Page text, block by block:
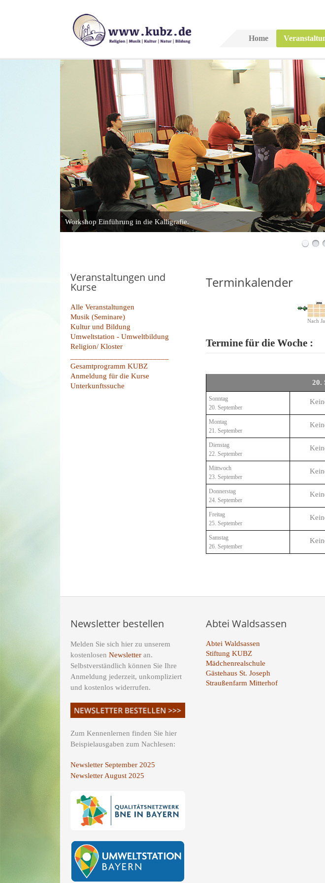
Home
Workshop Einführung in die Kalligrafie.
Veranstaltungen und
Kurse
Alle Veranstaltungen
Musik (Seminare)
Kultur und Bildung
Umweltstation - Umweltbildung
Religion/ Kloster
Gesamtprogramm KUBZ
Anmeldung für die Kurse
Unterkunftssuche
Terminkalender
Nach
Termine für die Woche :
20.
Sonntag
20. September
Montag
21. September
Dienstag
22. September
Mittwoch
23. September
Donnerstag
24. September
Freitag
25. September
Samstag
26. September
Newsletter bestellen
Melden Sie sich hier zu unserem
kostenlosen Newsletter an.
Selbstverständlich können Sie Ihre
Anmeldung jederzeit, unkompliziert
und kostenlos widerrufen.
Zum Kennenlernen finden Sie hier
Beispielausgaben zum Nachlesen:
Newsletter September 2025
Newsletter August 2025
Abtei Waldsassen
Abtei Waldsassen
Stiftung KUBZ
Mädchenrealschule
Gästehaus St. Joseph
Straußenfarm Mitterhof